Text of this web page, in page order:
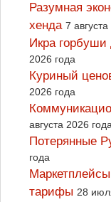
Разумная
хенда 7
Икра горбуши
2026 года
Куриный
2026 года
августа 2026
Потерянные
года
тарифы 28